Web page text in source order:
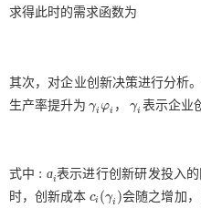
求得此时的需求函数为
其次，对企业创新决策进行分析
生产率提升为 γi φi
γiφi ， γi
γi 表示企业
式中 : ɑi
式中 ɑ i 表示进行创新研发投入的
时，创新成本 ci (γi )
ci(γi) 会随之增加